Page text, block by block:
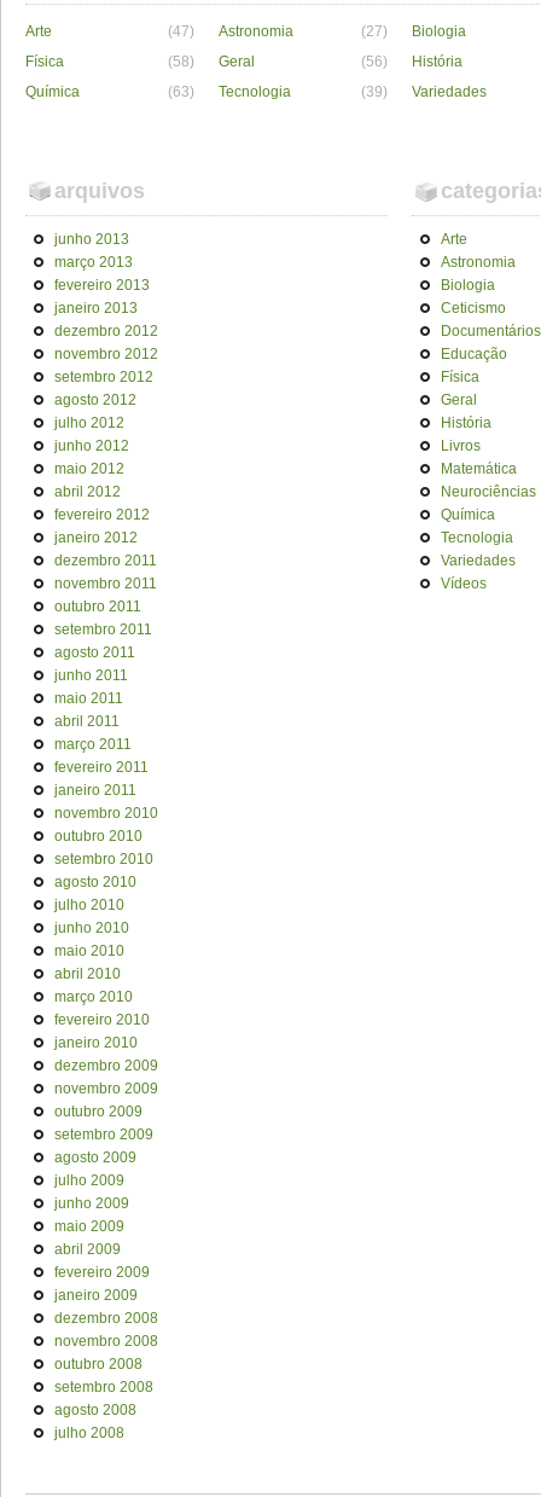
Arte (47) Astronomia (27)
Biologia
Física
(58) Geral (56)
História
Química
(63) Tecnologia (39) Variedades
arquivos
junho 2013
março 2013
fevereiro 2013
janeiro 2013
dezembro 2012
novembro 2012
setembro 2012
agosto 2012
julho 2012
junho 2012
maio 2012
abril 2012
fevereiro 2012
janeiro 2012
dezembro 2011
novembro 2011
outubro 2011
setembro 2011
agosto 2011
junho 2011
maio 2011
abril 2011
março 2011
fevereiro 2011
janeiro 2011
novembro 2010
outubro 2010
setembro 2010
agosto 2010
julho 2010
junho 2010
maio 2010
abril 2010
março 2010
fevereiro 2010
janeiro 2010
dezembro 2009
novembro 2009
outubro 2009
setembro 2009
agosto 2009
julho 2009
junho 2009
maio 2009
abril 2009
fevereiro 2009
janeiro 2009
dezembro 2008
novembro 2008
outubro 2008
setembro 2008
agosto 2008
julho 2008
Arte
Astronomia
Biologia
Ceticismo
Documentários
Educação
Física
Geral
História
Livros
Matemática
Neurociências
Química
Tecnologia
Variedades
Vídeos